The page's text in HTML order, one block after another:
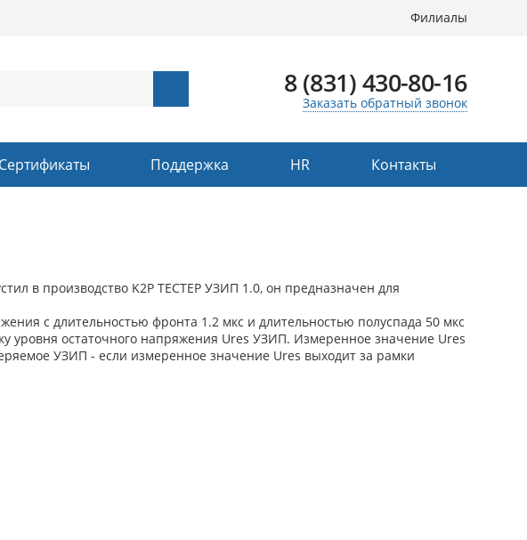
Филиалы
8 (831) 430-80-16
Заказать обратный звонок
Сертификаты Поддержка HR Контакты
в производство K2P ТЕСТЕР УЗИП 1.0, он предназначен для
с длительностью фронта 1.2 мкс и длительностью полуспада 50 мкс
уровня остаточного напряжения Ures УЗИП. Измеренное значение Ures
УЗИП - если измеренное значение Ures выходит за рамки